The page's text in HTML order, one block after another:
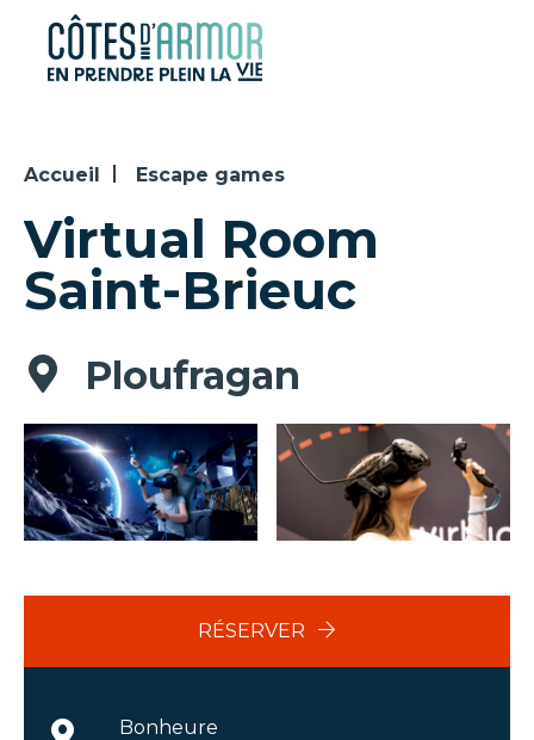
Panneau de gestion des cookies
Accueil Escape games
Virtual Room
Saint-Brieuc
Ploufragan
RÉSERVER
Bonheure